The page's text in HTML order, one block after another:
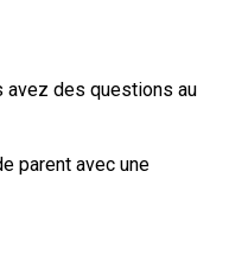
avez des questions au
parent avec une